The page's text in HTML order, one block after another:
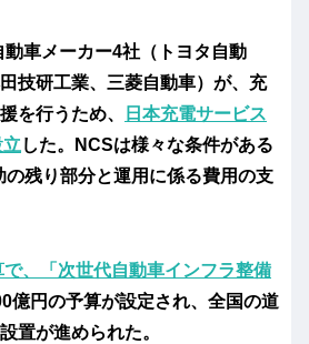
車メーカー4社（トヨタ自動
技研工業、三菱自動車）が、充
を行うため、
日本充電サービス
立 した。NCSは様々な条件がある
残り部分と運用に係る費用の支
、「次世代自動車インフラ整備
億円の予算が設定され、全国の道
置が進められた。